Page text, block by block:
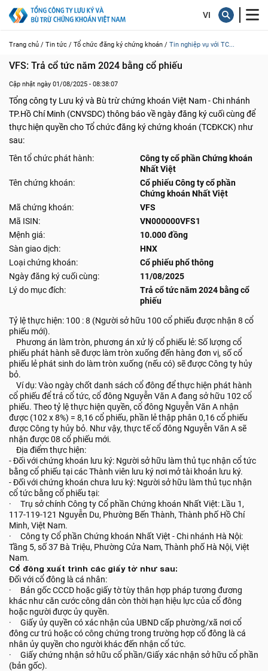
Trang chủ / Tin tức / Tổ chức đăng ký chứng khoán / Tin nghiệp vụ với TC...
VFS: Trả cổ tức năm 2024 bằng cổ phiếu
Cập nhật ngày 01/08/2025 - 08:38:07
Tổng công ty Lưu ký và Bù trừ chứng khoán Việt Nam - Chi nhánh
TP.Hồ Chí Minh (CNVSDC) thông báo về ngày đăng ký cuối cùng để
thực hiện quyền cho Tổ chức đăng ký chứng khoán (TCĐKCK) như
sau:
Tên tổ chức phát hành:
Công ty cổ phần Chứng khoán
Nhất Việt
Tên chứng khoán:
Cổ phiếu Công ty cổ phần
Chứng khoán Nhất Việt
Mã chứng khoán:
VFS
Mã ISIN:
VN000000VFS1
Mệnh giá:
10.000 đồng
Sàn giao dịch:
HNX
Loại chứng khoán:
Cổ phiếu phổ thông
Ngày đăng ký cuối cùng:
11/08/2025
Lý do mục đích:
Trả cổ tức năm 2024 bằng cổ
phiếu
Tỷ lệ thực hiện: 100 : 8 (Người sở hữu 100 cổ phiếu được nhận 8 cổ
phiếu mới).
Phương án làm tròn, phương án xử lý cổ phiếu lẻ: Số lượng cổ
phiếu phát hành sẽ được làm tròn xuống đến hàng đơn vị, số cổ
phiếu lẻ phát sinh do làm tròn xuống (nếu có) sẽ được Công ty hủy
bỏ.
Ví dụ: Vào ngày chốt danh sách cổ đông để thực hiện phát hành
cổ phiếu để trả cổ tức, cổ đông Nguyễn Văn A đang sở hữu 102 cổ
phiếu. Theo tỷ lệ thực hiện quyền, cổ đông Nguyễn Văn A nhận
được (102 x 8%) = 8,16 cổ phiếu, phần lẻ thập phân 0,16 cổ phiếu
được Công ty hủy bỏ. Như vậy, thực tế cổ đông Nguyễn Văn A sẽ
nhận được 08 cổ phiếu mới.
Địa điểm thực hiện:
- Đối với chứng khoán lưu ký: Người sở hữu làm thủ tục nhận cổ tức
bằng cổ phiếu tại các Thành viên lưu ký nơi mở tài khoản lưu ký.
- Đối với chứng khoán chưa lưu ký: Người sở hữu làm thủ tục nhận
cổ tức bằng cổ phiếu tại:
· Trụ sở chính Công ty Cổ phần Chứng khoán Nhất Việt: Lầu 1,
117-119-121 Nguyễn Du, Phường Bến Thành, Thành phố Hồ Chí
Minh, Việt Nam.
· Công ty Cổ phần Chứng khoán Nhất Việt - Chi nhánh Hà Nội:
Tầng 5, số 37 Bà Triệu, Phường Cửa Nam, Thành phố Hà Nội, Việt
Nam.
Cổ đông xuất trình các giấy tờ như sau:
Đối với cổ đông là cá nhân:
· Bản gốc CCCD hoặc giấy tờ tùy thân hợp pháp tương đương
khác như căn cước công dân còn thời hạn hiệu lực của cổ đông
hoặc người được ủy quyền.
· Giấy ủy quyền có xác nhận của UBND cấp phường/xã nơi cổ
đông cư trú hoặc có công chứng trong trường hợp cổ đông là cá
nhân ủy quyền cho người khác đến nhận cổ tức.
· Giấy chứng nhận sở hữu cổ phần/Giấy xác nhận sở hữu cổ phần
(bản gốc).